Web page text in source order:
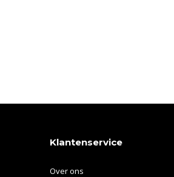
Klantenservice
Over ons